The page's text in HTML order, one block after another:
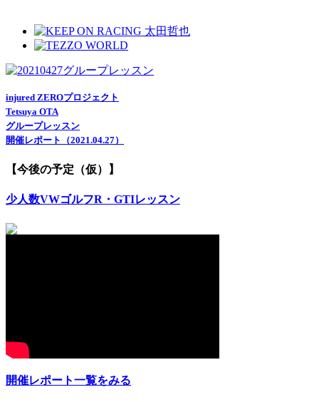
injured ZEROプロジェクト
Tetsuya OTA
グループレッスン
開催レポート（2021.04.27）
【今後の予定（仮）】
少人数VWゴルフR・GTIレッスン
開催レポート一覧をみる